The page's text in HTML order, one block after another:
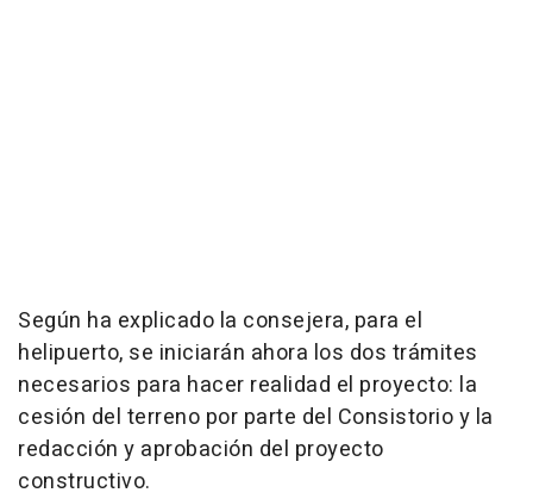
Según ha explicado la consejera, para el
helipuerto, se iniciarán ahora los dos trámites
necesarios para hacer realidad el proyecto: la
cesión del terreno por parte del Consistorio y la
redacción y aprobación del proyecto
constructivo.